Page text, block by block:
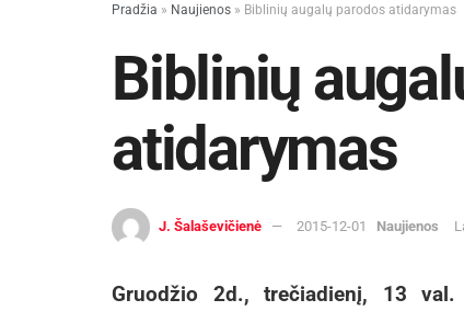
Pradžia » Naujienos » Biblinių augalų parodos atidarymas
Biblinių
atidarymas
J. Šalaševičienė 2015-12-01 Naujienos
Gruodžio 2d., trečiadienį, 13